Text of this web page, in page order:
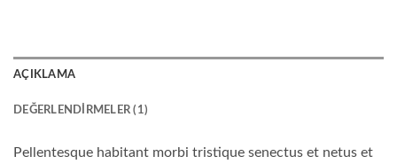
AÇIKLAMA
DEĞERLENDIRMELER (1)
Pellentesque habitant morbi tristique senectus et netus et